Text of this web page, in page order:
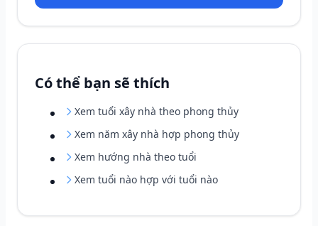
Có thể bạn sẽ thích
Xem tuổi xây nhà theo phong thủy
Xem năm xây nhà hợp phong thủy
Xem hướng nhà theo tuổi
Xem tuổi nào hợp với tuổi nào